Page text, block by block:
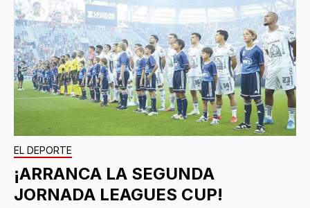
EL DEPORTE
¡ARRANCA LA SEGUNDA
JORNADA LEAGUES CUP!